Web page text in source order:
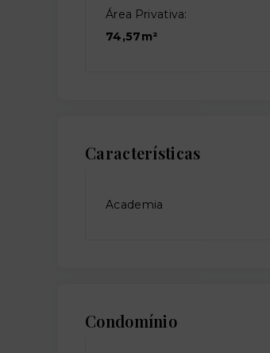
Área Privativa:
74,57m²
Características
Academia
Condomínio